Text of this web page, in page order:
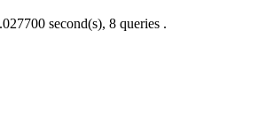
second(s), 8 queries .